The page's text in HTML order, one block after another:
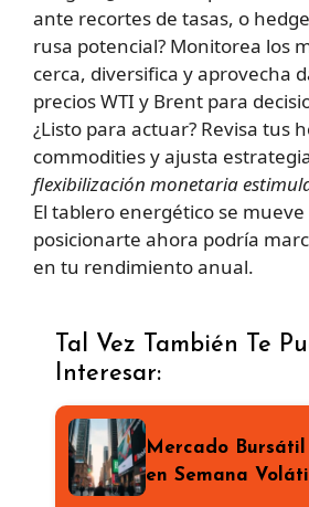
ante recortes de tasas, o
rusa potencial? Monitorea los
cerca, diversifica y aprovecha
precios WTI y Brent para
¿Listo para actuar? Revisa tus
commodities y ajusta
flexibilización monetaria
El tablero energético se
posicionarte ahora podría
en tu rendimiento anual.
Tal Vez También Te
Interesar:
Mercado
en Semana Volátil